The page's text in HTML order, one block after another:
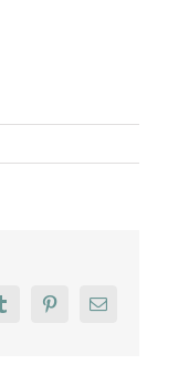
TumblrPinterestEmail